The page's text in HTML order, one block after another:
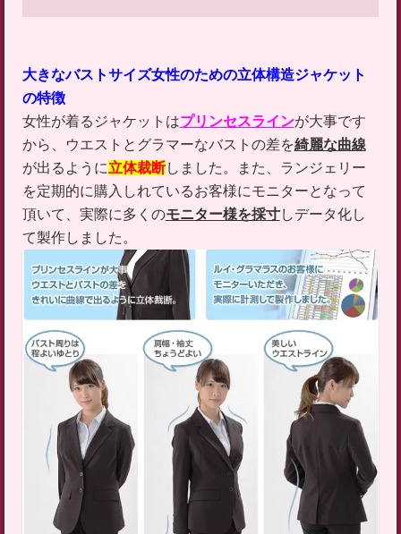
大きなバストサイズ女性のための立体構造ジャケット
の特徴
女性が着るジャケットはプリンセスラインが大事です
から、ウエストとグラマーなバストの差を綺麗な曲線
が出るように立体裁断しました。また、ランジェリー
を定期的に購入しれているお客様にモニターとなって
頂いて、実際に多くのモニター様を採寸しデータ化し
て製作しました。